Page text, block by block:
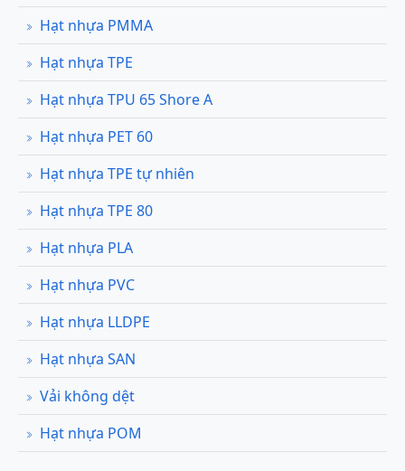
Hạt nhựa PMMA
Hạt nhựa TPE
Hạt nhựa TPU 65 Shore A
Hạt nhựa PET 60
Hạt nhựa TPE tự nhiên
Hạt nhựa TPE 80
Hạt nhựa PLA
Hạt nhựa PVC
Hạt nhựa LLDPE
Hạt nhựa SAN
Vải không dệt
Hạt nhựa POM